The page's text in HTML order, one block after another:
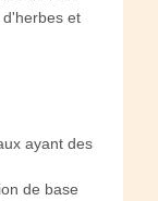
et
ayant des
de base